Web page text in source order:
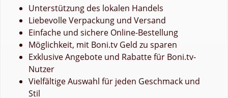
Unterstützung des lokalen Handels
Liebevolle Verpackung und Versand
Einfache und sichere Online-Bestellung
Möglichkeit, mit Boni.tv Geld zu sparen
Exklusive Angebote und Rabatte für Boni.tv-
Nutzer
Vielfältige Auswahl für jeden Geschmack und
Stil